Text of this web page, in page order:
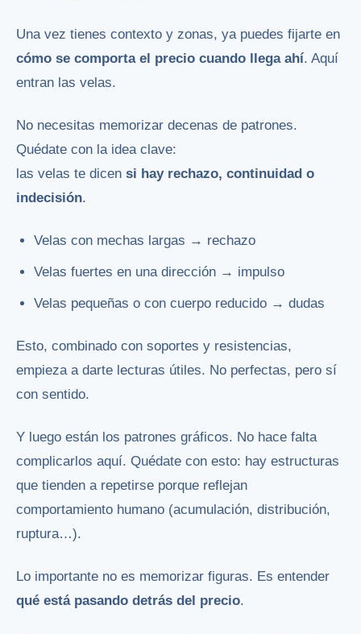
Una vez tienes contexto y zonas, ya puedes fijarte en
cómo se comporta el precio cuando llega ahí. Aquí
entran las velas.
No necesitas memorizar decenas de patrones.
Quédate con la idea clave:
las velas te dicen si hay rechazo, continuidad o
indecisión.
Velas con mechas largas → rechazo
Velas fuertes en una dirección → impulso
Velas pequeñas o con cuerpo reducido → dudas
Esto, combinado con soportes y resistencias,
empieza a darte lecturas útiles. No perfectas, pero sí
con sentido.
Y luego están los patrones gráficos. No hace falta
complicarlos aquí. Quédate con esto: hay estructuras
que tienden a repetirse porque reflejan
comportamiento humano (acumulación, distribución,
ruptura…).
Lo importante no es memorizar figuras. Es entender
qué está pasando detrás del precio.